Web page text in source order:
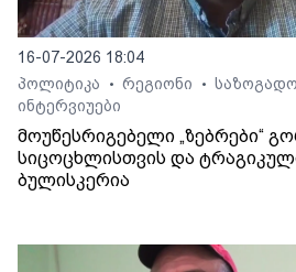
16-07-2026 18:04
პოლიტიკა
• რეგიონი •
ინტერვიუები
მოუწესრიგებელი „ზებრები“
სიცოცხლისთვის და
ბულისკერია